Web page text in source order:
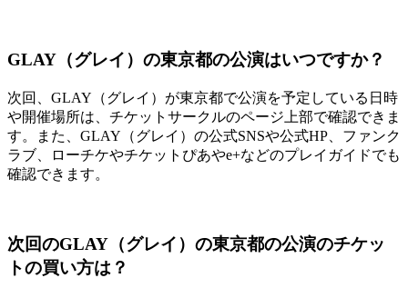
GLAY（グレイ）の東京都の公演はいつですか？
次回、GLAY（グレイ）が東京都で公演を予定している日時
や開催場所は、チケットサークルのページ上部で確認できま
す。また、GLAY（グレイ）の公式SNSや公式HP、ファンク
ラブ、ローチケやチケットぴあやe+などのプレイガイドでも
確認できます。
次回のGLAY（グレイ）の東京都の公演のチケッ
トの買い方は？